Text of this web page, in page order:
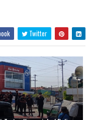
Twitter